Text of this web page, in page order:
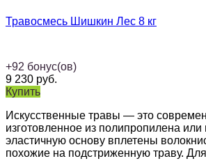
Травосмесь Шишкин Лес 8 кг
+92 бонус(ов)
9 230 руб.
Купить
Искусственные травы — это
изготовленное из полипропилена
эластичную основу вплетены
похожие на подстриженную траву.